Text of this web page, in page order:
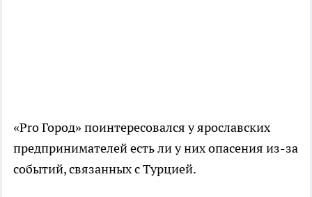
«ProГород» поинтересовался у ярославских
предпринимателей есть ли у них опасения из-за
событий, связанных с Турцией.